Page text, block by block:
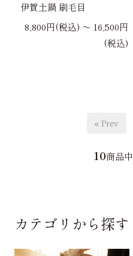
伊賀土鍋 刷毛目
8,800円(税込) 〜 16,500円
(税込)
« Prev
10商品中
カテゴリから探す